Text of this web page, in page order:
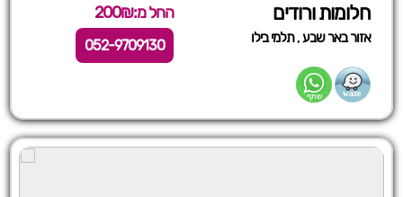
חלומות ורודים החל מ:200₪
אזור באר שבע,תלמי בילו 052-9709130